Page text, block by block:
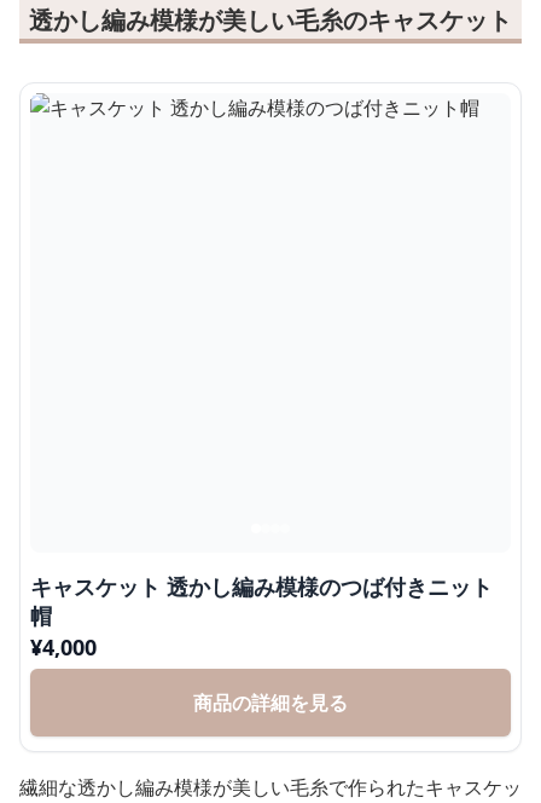
透かし編み模様が美しい毛糸のキャスケット
キャスケット 透かし編み模様のつば付きニット
帽
¥4,000
商品の詳細を見る
繊細な透かし編み模様が美しい毛糸で作られたキャスケッ